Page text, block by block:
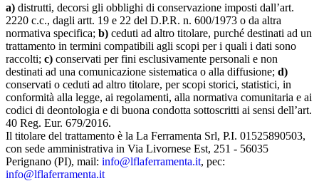
a) distrutti, decorsi gli obblighi di conservazione imposti dall’art.
2220 c.c., dagli artt. 19 e 22 del D.P.R. n. 600/1973 o da altra
normativa specifica; b) ceduti ad altro titolare, purché destinati ad un
trattamento in termini compatibili agli scopi per i quali i dati sono
raccolti; c) conservati per fini esclusivamente personali e non
destinati ad una comunicazione sistematica o alla diffusione; d)
conservati o ceduti ad altro titolare, per scopi storici, statistici, in
conformità alla legge, ai regolamenti, alla normativa comunitaria e ai
codici di deontologia e di buona condotta sottoscritti ai sensi dell’art.
40 Reg. Eur. 679/2016.
Il titolare del trattamento è la La Ferramenta Srl, P.I. 01525890503,
con sede amministrativa in Via Livornese Est, 251 - 56035
Perignano (PI), mail: info@lflaferramenta.it, pec:
info@lflaferramenta.it